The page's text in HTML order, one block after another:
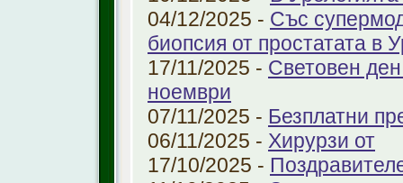
04/12/2025 - Със
биопсия от простатата в
17/11/2025 - Световен
ноември
07/11/2025 - Безплатни
06/11/2025 - Хирурзи от
17/10/2025 -